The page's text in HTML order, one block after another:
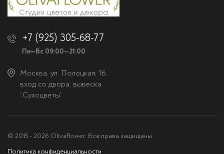
+7 (925) 305-68-77
Пн—Вс 09:00—21:00
Москва, ул. Полоцкая, 16,
вход со двора, вывеска
“Сухоцветы”
© 2015 - 2026 Olivaflower. Все права защищены
Политика конфиденциальности